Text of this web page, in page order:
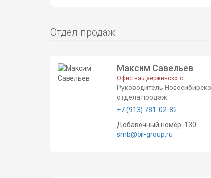
Отдел продаж
Максим Савельев
Офис на Дзержинского
Руководитель
отдела продаж
+7 (913) 781-02-82
Добавочный номер: 130
smb@oil-group.ru